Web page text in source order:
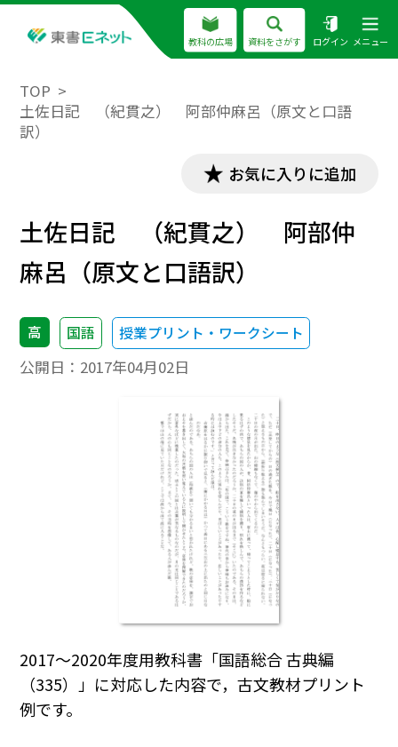
教科の広場 資料をさがす ログイン メニュー
TOP
土佐日記 （紀貫之） 阿部仲麻呂（原文と口語
訳）
お気に入りに追加
土佐日記 （紀貫之） 阿部仲
麻呂（原文と口語訳）
高 国語 授業プリント・ワークシート
公開日： 2017年04月02日
2017～2020年度用教科書「国語総合 古典編
（335）」に対応した内容で，古文教材プリント
例です。